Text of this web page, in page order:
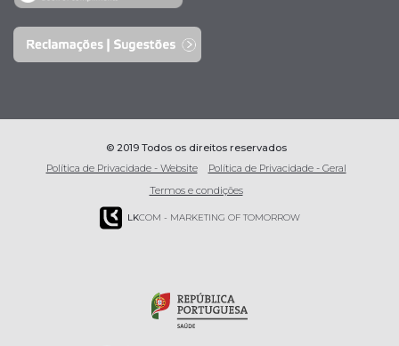
© 2019 Todos os direitos reservados
Política de Privacidade - Website
Política de Privacidade - Geral
Termos e condições
LKCOM - MARKETING OF TOMORROW